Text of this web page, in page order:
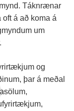
Táknrænar
á að koma á
um
og
þar á meðal